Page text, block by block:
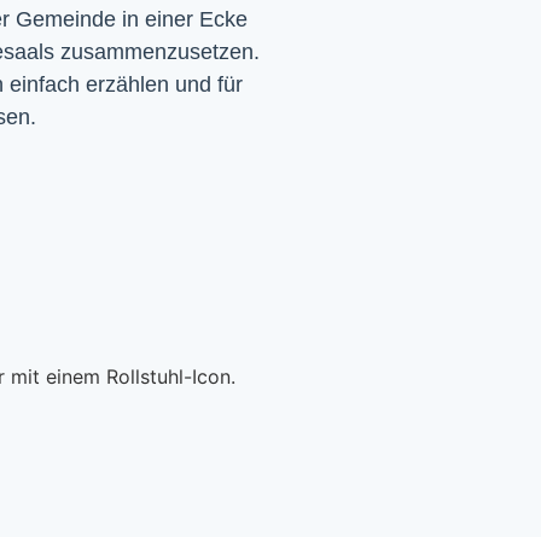
Gemeinde in einer Ecke
zusammenzusetzen.
einfach erzählen und für